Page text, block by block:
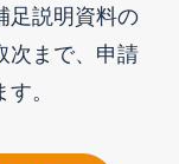
足説明資料の
次まで、申請
。